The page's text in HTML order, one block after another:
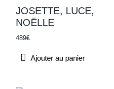
JOSETTE, LUCE,
NOËLLE
489€
Ajouter au panier